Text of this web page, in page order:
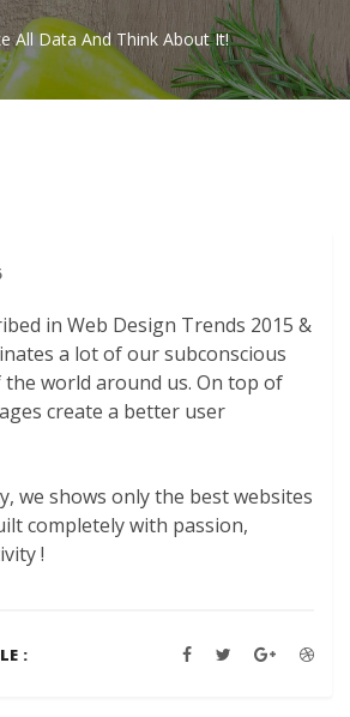
All Data And Think About It!
in Web Design Trends 2015 &
a lot of our subconscious
world around us. On top of
create a better user
we shows only the best websites
completely with passion,
!
: